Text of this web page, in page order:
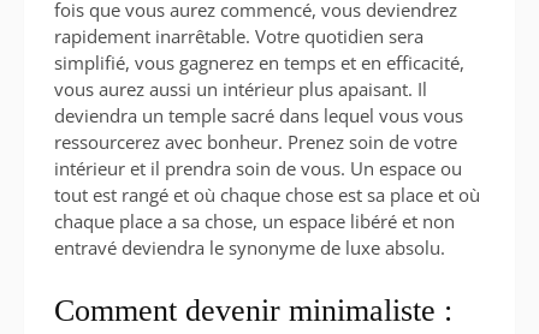
fois que vous aurez commencé, vous deviendrez
rapidement inarrêtable. Votre quotidien sera
simplifié, vous gagnerez en temps et en efficacité,
vous aurez aussi un intérieur plus apaisant. Il
deviendra un temple sacré dans lequel vous vous
ressourcerez avec bonheur. Prenez soin de votre
intérieur et il prendra soin de vous. Un espace ou
tout est rangé et où chaque chose est sa place et où
chaque place a sa chose, un espace libéré et non
entravé deviendra le synonyme de luxe absolu.
Comment devenir minimaliste :